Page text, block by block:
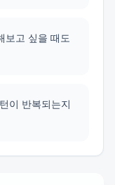
보고 싶을 때도
이 반복되는지